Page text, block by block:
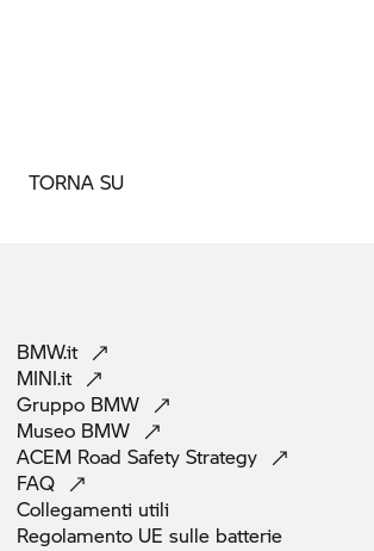
TORNA SU
BMW.it
MINI.it
Gruppo BMW
Museo BMW
ACEM Road Safety Strategy
FAQ
Collegamenti utili
Regolamento UE sulle batterie